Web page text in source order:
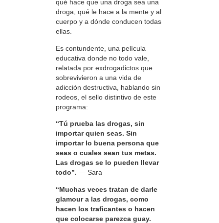
qué hace que una droga sea una
droga, qué le hace a la mente y al
cuerpo y a dónde conducen todas
ellas.
Es contundente, una película
educativa donde no todo vale,
relatada por exdrogadictos que
sobrevivieron a una vida de
adicción destructiva, hablando sin
rodeos, el sello distintivo de este
programa:
“Tú prueba las drogas, sin
importar quien seas. Sin
importar lo buena persona que
seas o cuales sean tus metas.
Las drogas se lo pueden llevar
todo”. — Sara
“Muchas veces tratan de darle
glamour a las drogas, como
hacen los traficantes o hacen
que colocarse parezca guay.